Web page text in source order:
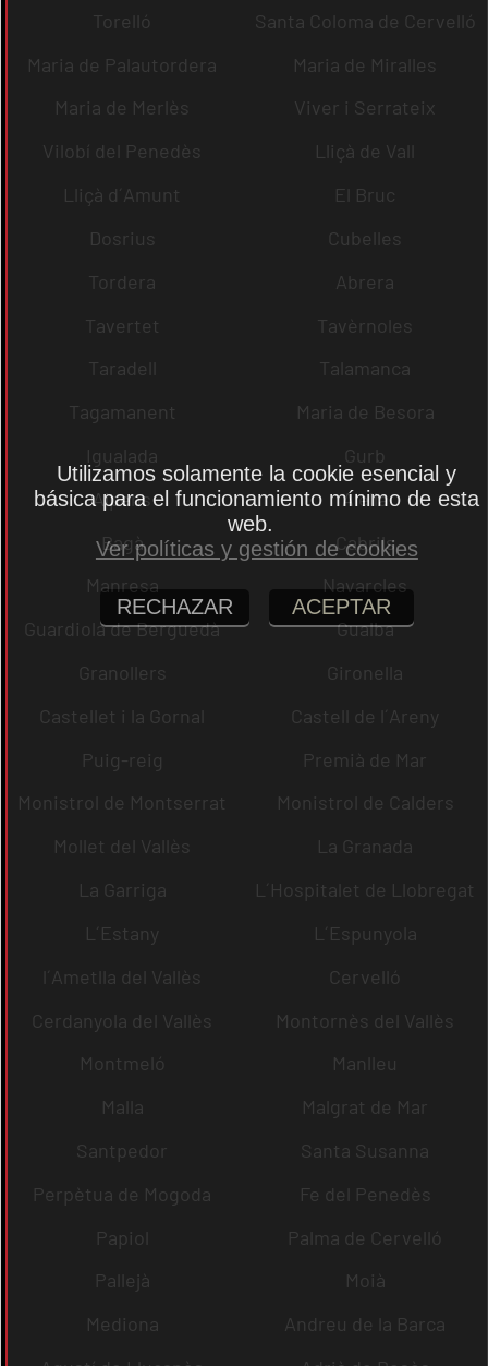
Torelló
Santa Coloma de Cervelló
Maria de Palautordera
Maria de Miralles
Maria de Merlès
Viver i Serrateix
Vilobí del Penedès
Lliçà de Vall
Lliçà d´Amunt
El Bruc
Dosrius
Cubelles
Tordera
Abrera
Tavertet
Tavèrnoles
Taradell
Talamanca
Tagamanent
Maria de Besora
Igualada
Gurb
Alpens
Alella
Bagà
Cabrils
Manresa
Navarcles
Guardiola de Berguedà
Gualba
Granollers
Gironella
Castellet i la Gornal
Castell de l´Areny
Puig-reig
Premià de Mar
Monistrol de Montserrat
Monistrol de Calders
Mollet del Vallès
La Granada
La Garriga
L´Hospitalet de Llobregat
L´Estany
L´Espunyola
l´Ametlla del Vallès
Cervelló
Cerdanyola del Vallès
Montornès del Vallès
Montmeló
Manlleu
Malla
Malgrat de Mar
Santpedor
Santa Susanna
Perpètua de Mogoda
Fe del Penedès
Papiol
Palma de Cervelló
Pallejà
Moià
Mediona
Andreu de la Barca
Utilizamos solamente la cookie esencial y
básica para el funcionamiento mínimo de esta
web.
Ver políticas y gestión de cookies
RECHAZAR ACEPTAR